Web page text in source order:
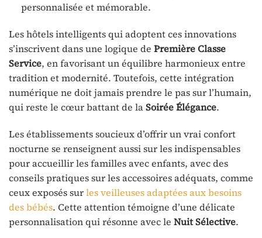
personnalisée et mémorable.
Les hôtels intelligents qui adoptent ces innovations
s’inscrivent dans une logique de Première Classe
Service, en favorisant un équilibre harmonieux entre
tradition et modernité. Toutefois, cette intégration
numérique ne doit jamais prendre le pas sur l’humain,
qui reste le cœur battant de laSoirée Élégance.
Les établissements soucieux d’offrir un vrai confort
nocturne se renseignent aussi sur les indispensables
pour accueillir les familles avec enfants, avec des
conseils pratiques sur les accessoires adéquats, comme
ceux exposés surles veilleuses adaptées aux besoins
des bébés. Cette attention témoigne d’une délicate
personnalisation qui résonne avec le Nuit Sélective.